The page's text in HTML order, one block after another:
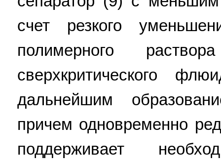
счет резкого
полимерного
сверхкритического
дальнейшим
причем одновременно
поддерживает